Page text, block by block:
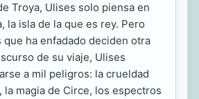
Troya, Ulises solo piensa en
la isla de la que es rey. Pero
que ha enfadado deciden otra
de su viaje, Ulises
a mil peligros: la crueldad
la magia de Circe, los espectros